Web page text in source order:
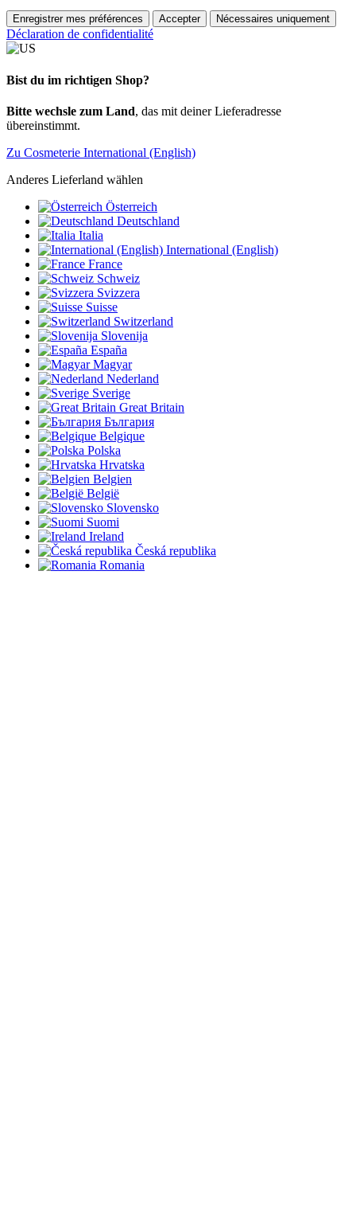
Enregistrer mes préférences Accepter Nécessaires uniquement
Déclaration de confidentialité
Bist du im richtigen Shop?
Bitte wechsle zum Land, das mit deiner Lieferadresse
übereinstimmt.
Zu Cosmeterie International (English)
Anderes Lieferland wählen
Österreich
Deutschland
Italia
International (English)
France
Schweiz
Svizzera
Suisse
Switzerland
Slovenija
España
Magyar
Nederland
Sverige
Great Britain
България
Belgique
Polska
Hrvatska
Belgien
België
Slovensko
Suomi
Ireland
Česká republika
Romania